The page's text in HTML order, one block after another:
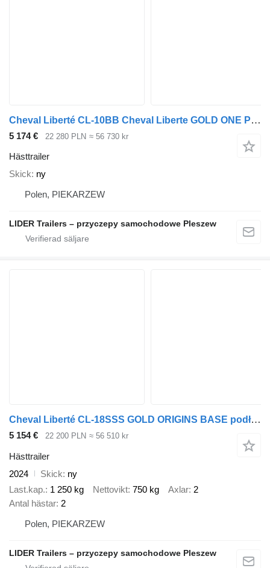
Cheval Liberté CL-10BB Cheval Liberte GOLD ONE PPL, podłoga ALU, ściany SKLEJKA
5 174 € 22 280 PLN ≈ 56 730 kr
Hästtrailer
Skick ny
Polen, PIEKARZEW
LIDER Trailers – przyczepy samochodowe Pleszew
Cheval Liberté CL-18SSS GOLD ORIGINS BASE podłoga ściany SKLEJKA 2000kg
5 154 € 22 200 PLN ≈ 56 510 kr
Hästtrailer
2024
Skick ny
Last.kap. 1 250 kg Nettovikt 750 kg Axlar 2
Antal hästar 2
Polen, PIEKARZEW
LIDER Trailers – przyczepy samochodowe Pleszew